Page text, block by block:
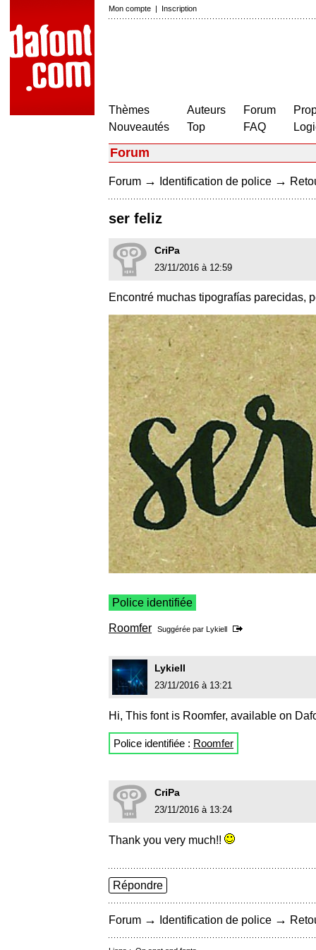
Mon compte | Inscription
Thèmes
Nouveautés
Auteurs
Top
Forum
FAQ
Forum
Forum → Identification de police →
ser feliz
CriPa
23/11/2016 à 12:59
Encontré muchas tipografías parecidas,
Police identifiée
Roomfer Suggérée par Lykiell
Lykiell
23/11/2016 à 13:21
Hi, This font is Roomfer, available on
Police identifiée : Roomfer
CriPa
23/11/2016 à 13:24
Thank you very much!!
Répondre
Forum → Identification de police →